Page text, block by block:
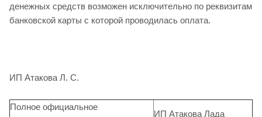
денежных средств возможен исключительно по реквизитам
банковской карты с которой проводилась оплата.
ИП Атакова Л. С.
Полное официальное
ИП Атакова Лада